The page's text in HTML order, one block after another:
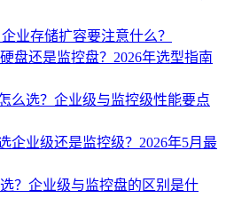
业存储扩容要注意什么？
盘还是监控盘？2026年选型指南
么选？企业级与监控级性能要点
企业级还是监控级？2026年5月最
？企业级与监控盘的区别是什